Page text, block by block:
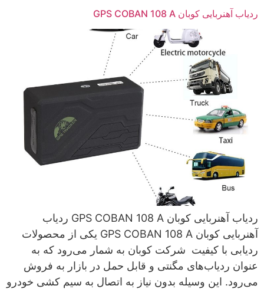
ردیاب آهنربایی کوبان GPS COBAN 108 A
ردیاب آهنربایی کوبان GPS COBAN 108 A ردیاب
آهنربایی کوبان GPS COBAN 108 A یکی از محصولات
ردیابی با کیفیت شرکت کوبان به شمار می‌رود که به
عنوان ردیاب‌های مگنتی و قابل حمل در بازار به فروش
می‌رود. این وسیله بدون نیاز به اتصال به سیم کشی خودرو